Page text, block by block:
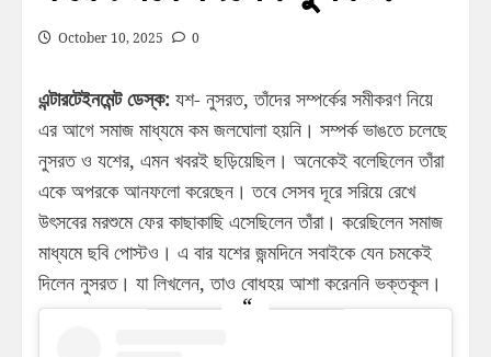
October 10, 2025 0
এন্টারটেইনমেন্ট ডেস্ক: যশ- নুসরত, তাঁদের সম্পর্কের সমীকরণ নিয়ে
এর আগে সমাজ মাধ্যমে কম জলঘোলা হয়নি। সম্পর্ক ভাঙতে চলেছে
নুসরত ও যশের, এমন খবরই ছড়িয়েছিল। অনেকেই বলেছিলেন তাঁরা
একে অপরকে আনফলো করেছেন। তবে সেসব দূরে সরিয়ে রেখে
উৎসবের মরশুমে ফের কাছাকাছি এসেছিলেন তাঁরা। করেছিলেন সমাজ
মাধ্যমে ছবি পোস্টও। এ বার যশের জন্মদিনে সবাইকে যেন চমকেই
দিলেন নুসরত। যা লিখলেন, তাও বোধহয় আশা করেননি ভক্তকূল।